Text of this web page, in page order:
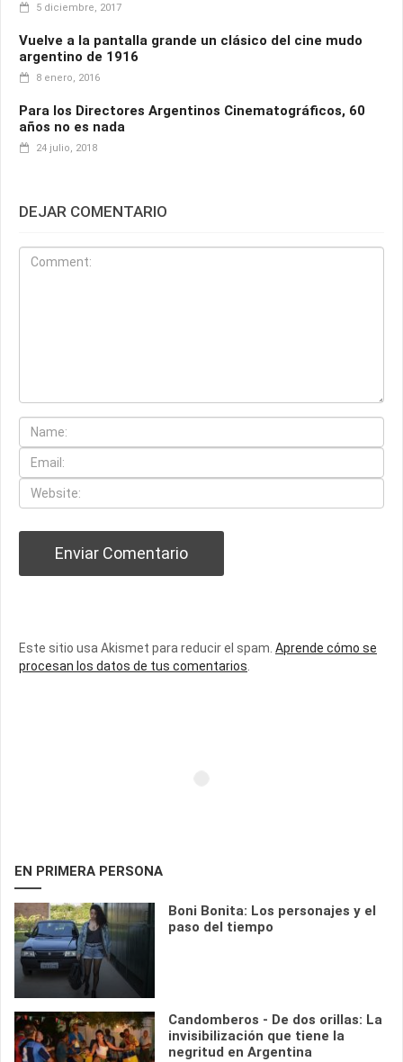
5 diciembre, 2017
Vuelve a la pantalla grande un clásico del cine mudo
argentino de 1916
8 enero, 2016
Para los Directores Argentinos Cinematográficos, 60
años no es nada
24 julio, 2018
DEJAR COMENTARIO
Este sitio usa Akismet para reducir el spam. Aprende cómo se
procesan los datos de tus comentarios
EN PRIMERA PERSONA
Boni Bonita: Los personajes y el
paso del tiempo
Candomberos - De dos orillas: La
invisibilización que tiene la
negritud en Argentina